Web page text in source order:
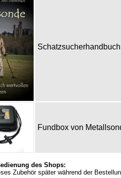
Schatzsucherhandbuch
Fundbox von
des Shops:
Zubehör später während der